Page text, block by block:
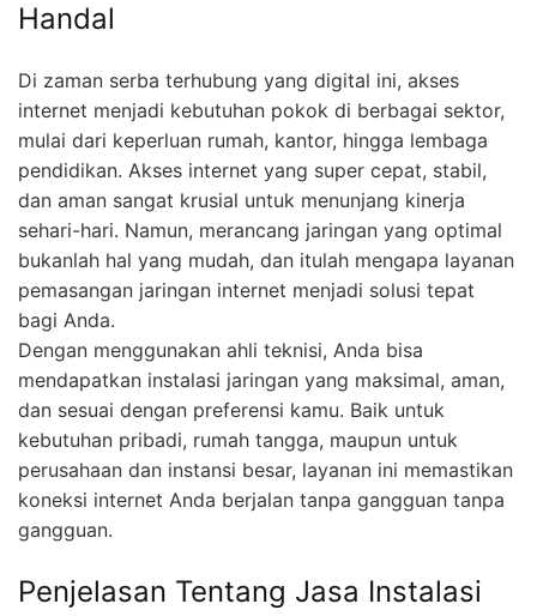
Handal
Di zaman serba terhubung yang digital ini, akses
internet menjadi kebutuhan pokok di berbagai sektor,
mulai dari keperluan rumah, kantor, hingga lembaga
pendidikan. Akses internet yang super cepat, stabil,
dan aman sangat krusial untuk menunjang kinerja
sehari-hari. Namun, merancang jaringan yang optimal
bukanlah hal yang mudah, dan itulah mengapa layanan
pemasangan jaringan internet menjadi solusi tepat
bagi Anda.
Dengan menggunakan ahli teknisi, Anda bisa
mendapatkan instalasi jaringan yang maksimal, aman,
dan sesuai dengan preferensi kamu. Baik untuk
kebutuhan pribadi, rumah tangga, maupun untuk
perusahaan dan instansi besar, layanan ini memastikan
koneksi internet Anda berjalan tanpa gangguan tanpa
gangguan.
Penjelasan Tentang Jasa Instalasi